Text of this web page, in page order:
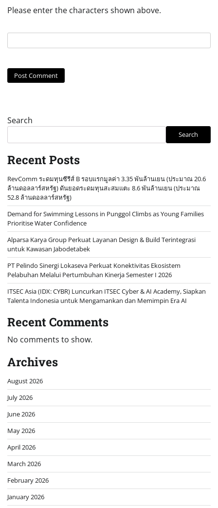
Please enter the characters shown above.
Search
Search
Recent Posts
RevComm ระดมทุนซีรีส์ B รอบแรกมูลค่า 3.35 พันล้านเยน (ประมาณ 20.6
ล้านดอลลาร์สหรัฐ) ดันยอดระดมทุนสะสมแตะ 8.6 พันล้านเยน (ประมาณ
52.8 ล้านดอลลาร์สหรัฐ)
Demand for Swimming Lessons in Punggol Climbs as Young Families
Prioritise Water Confidence
Alparsa Karya Group Perkuat Layanan Design & Build Terintegrasi
untuk Kawasan Jabodetabek
PT Pelindo Sinergi Lokaseva Perkuat Konektivitas Ekosistem
Pelabuhan Melalui Pertumbuhan Kinerja Semester I 2026
ITSEC Asia (IDX: CYBR) Luncurkan ITSEC Cyber & AI Academy, Siapkan
Talenta Indonesia untuk Mengamankan dan Memimpin Era AI
Recent Comments
No comments to show.
Archives
August 2026
July 2026
June 2026
May 2026
April 2026
March 2026
February 2026
January 2026